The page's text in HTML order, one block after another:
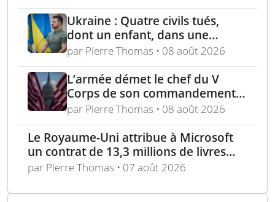
Ukraine : Quatre civils tués,
dont un enfant, dans une
attaque russe par missile
balistique sur Kiev – Deux
raffineries russes visées par
l’Ukraine
par Pierre Thomas • 08 août 2026
L’armée démet le chef du V
Corps de son commandement
en Europe
par Pierre Thomas • 08 août 2026
Le Royaume-Uni attribue à Microsoft
un contrat de 13,3 millions de livres
pour l’analyse des menaces
par Pierre Thomas • 07 août 2026